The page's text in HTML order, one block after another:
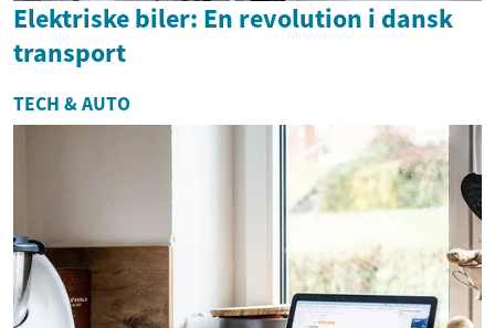
Elektriske biler: En revolution i dansk
transport
TECH & AUTO